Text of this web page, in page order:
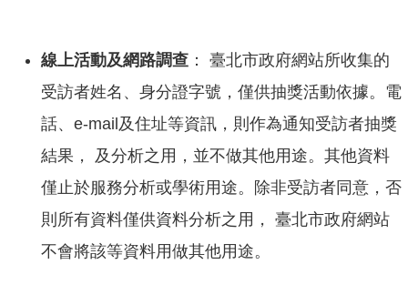
線上活動及網路調查 ： 臺北市政府網站所收集的
受訪者姓名、身分證字號，僅供抽獎活動依據。電
話、e-mail及住址等資訊，則作為通知受訪者抽獎
結果， 及分析之用，並不做其他用途。其他資料
僅止於服務分析或學術用途。除非受訪者同意，否
則所有資料僅供資料分析之用， 臺北市政府網站
不會將該等資料用做其他用途。